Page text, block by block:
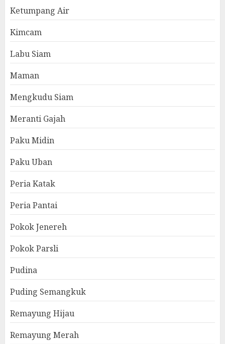
Ketumpang Air
Kimcam
Labu Siam
Maman
Mengkudu Siam
Meranti Gajah
Paku Midin
Paku Uban
Peria Katak
Peria Pantai
Pokok Jenereh
Pokok Parsli
Pudina
Puding Semangkuk
Remayung Hijau
Remayung Merah